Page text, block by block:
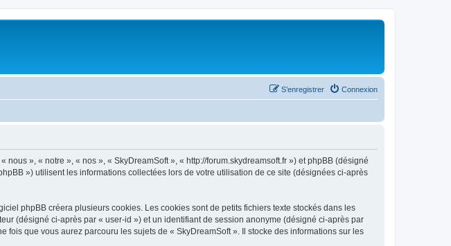
Connexion
S’enregistrer
», « notre », « nos », « SkyDreamSoft », « http://forum.skydreamsoft.fr ») et phpBB (désigné
») utilisent les informations collectées lors de votre utilisation de ce site (désignées ci-après
phpBB créera plusieurs cookies. Les cookies sont de petits fichiers texte stockés dans les
(désigné ci-après par « user-id ») et un identifiant de session anonyme (désigné ci-après par
que vous aurez parcouru les sujets de « SkyDreamSoft ». Il stocke des informations sur les